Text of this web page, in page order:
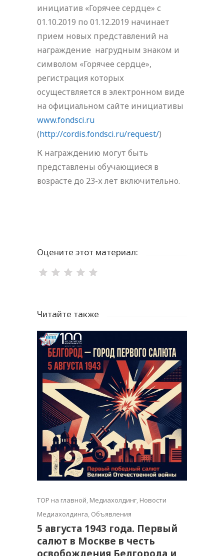
инициатив «Горячее сердце» с
01.10.2019 по 01.12.2019 начинает
прием новых представлений на
награждение нагрудным знаком и
символом «Горячее сердце»,
регистрация которых
осуществляется в электронном виде
на официальном сайте инициативы
www.fondsci.ru
(http://cordis.fondsci.ru/request/)
К награждению могут быть
представлены обучающиеся в
возрасте до 23-х лет включительно.
Оцените этот материал:
Читайте также
TOP на главной, Медиахолдинг, Новости
Медиахолдинга, Объявления
5 августа 1943 года. Первый
салют в Москве в честь